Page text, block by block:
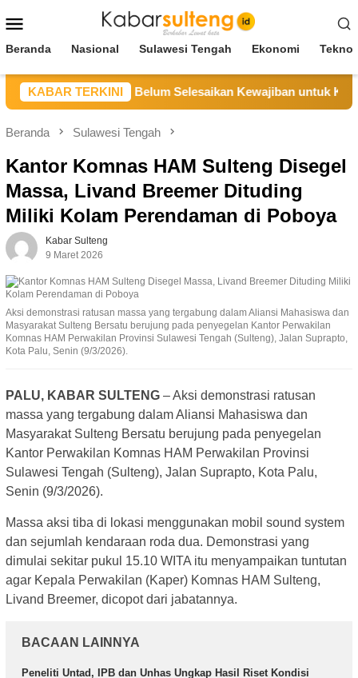
ke
Mobile
Beranda Nasional Sulawesi Tengah Ekonomi
KABAR TERKINI
Sebut CV BBN Belum Selesaikan Kewajiban untuk Kegiatan
Beranda Sulawesi Tengah
Kantor Komnas HAM Sulteng Disegel
Massa, Livand Breemer Dituding
Miliki Kolam Perendaman di Poboya
Kabar Sulteng
9 Maret 2026
Aksi demonstrasi ratusan massa yang tergabung dalam Aliansi Mahasiswa dan
Masyarakat Sulteng Bersatu berujung pada penyegelan Kantor Perwakilan
Komnas HAM Perwakilan Provinsi Sulawesi Tengah (Sulteng), Jalan Suprapto,
Kota Palu, Senin (9/3/2026).
PALU, KABAR SULTENG – Aksi demonstrasi ratusan
massa yang tergabung dalam Aliansi Mahasiswa dan
Masyarakat Sulteng Bersatu berujung pada penyegelan
Kantor Perwakilan Komnas HAM Perwakilan Provinsi
Sulawesi Tengah (Sulteng), Jalan Suprapto, Kota Palu,
Senin (9/3/2026).
Massa aksi tiba di lokasi menggunakan mobil sound system
dan sejumlah kendaraan roda dua. Demonstrasi yang
dimulai sekitar pukul 15.10 WITA itu menyampaikan tuntutan
agar Kepala Perwakilan (Kaper) Komnas HAM Sulteng,
Livand Breemer, dicopot dari jabatannya.
BACAAN LAINNYA
Peneliti Untad, IPB dan Unhas Ungkap Hasil Riset Kondisi